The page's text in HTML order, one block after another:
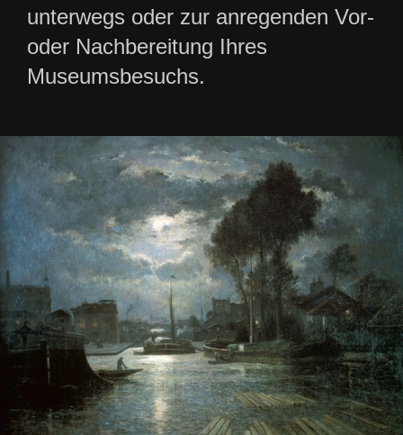
unterwegs oder zur anregenden Vor-
oder Nachbereitung Ihres
Museumsbesuchs.